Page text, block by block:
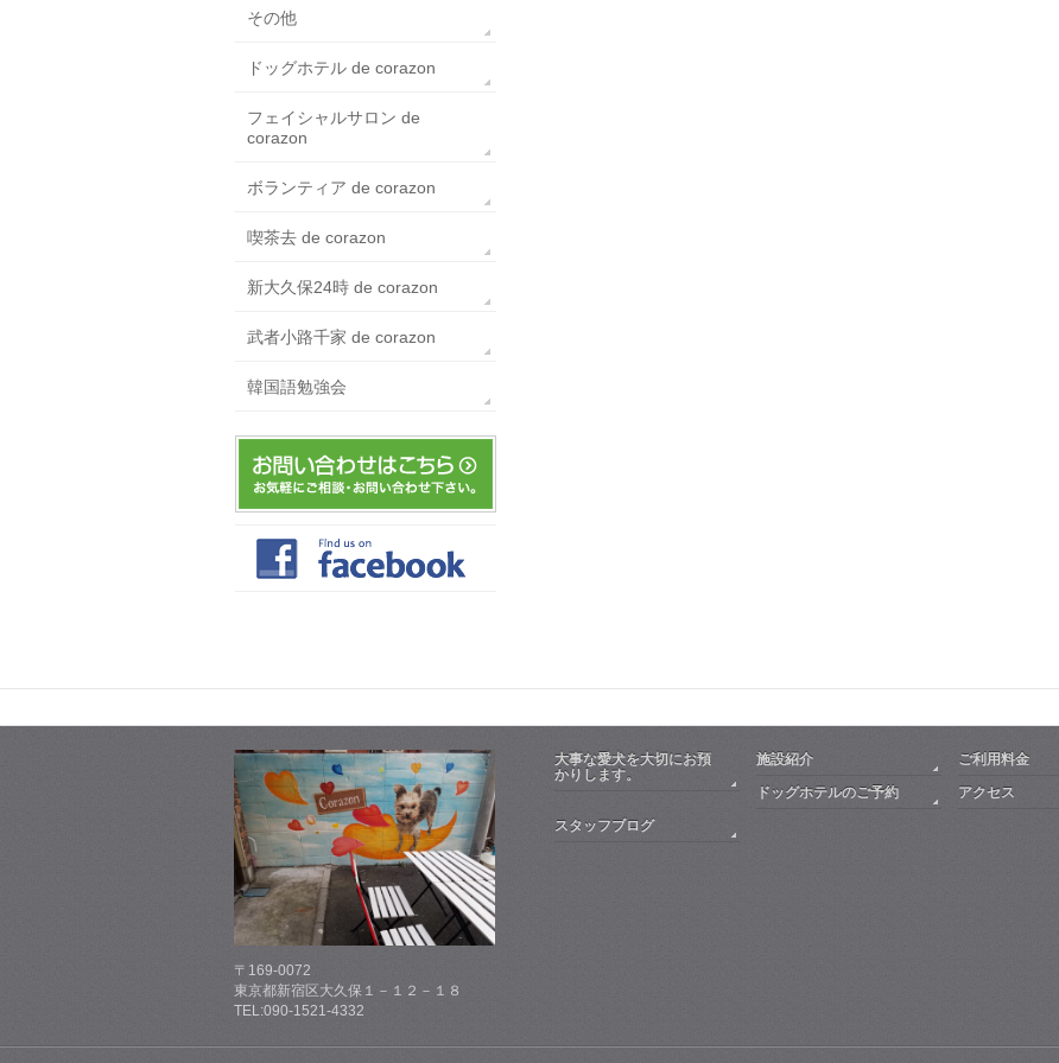
その他
ドッグホテル de corazon
フェイシャルサロン de
corazon
ボランティア de corazon
喫茶去 de corazon
新大久保24時 de corazon
武者小路千家 de corazon
韓国語勉強会
〒169-0072
東京都新宿区大久保１－１２－１８
TEL:090-1521-4332
大事な愛犬を大切にお預
かりします。
施設紹介 ご利用料金
ドッグホテルのご予約
アクセス
スタッフブログ